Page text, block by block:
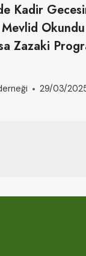
Kadir
Zazaki
29/03/